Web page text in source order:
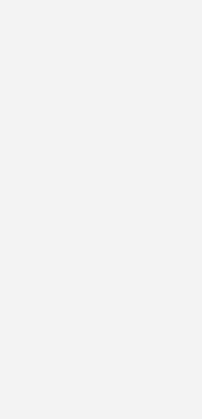
dem GEB